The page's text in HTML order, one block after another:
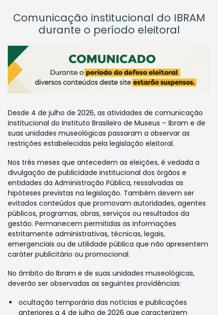
Comunicação institucional do IBRAM
durante o período eleitoral
Desde 4 de julho de 2026, as atividades de comunicação
institucional do Instituto Brasileiro de Museus – Ibram e de
suas unidades museológicas passaram a observar as
restrições estabelecidas pela legislação eleitoral.
Nos três meses que antecedem as eleições, é vedada a
divulgação de publicidade institucional dos órgãos e
entidades da Administração Pública, ressalvadas as
hipóteses previstas na legislação. Também devem ser
evitados conteúdos que promovam autoridades, agentes
públicos, programas, obras, serviços ou resultados da
gestão. Permanecem permitidas as informações
estritamente administrativas, técnicas, legais,
emergenciais ou de utilidade pública que não apresentem
caráter publicitário ou promocional.
No âmbito do Ibram e de suas unidades museológicas,
deverão ser observadas as seguintes providências:
ocultação temporária das notícias e publicações
anteriores a 4 de julho de 2026 que caracterizem